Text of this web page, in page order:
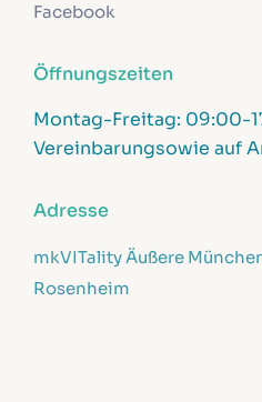
Facebook
Öffnungszeiten
Montag-Freitag: 09:00-
Vereinbarungsowie auf
Adresse
mkVITalityÄußere
Rosenheim